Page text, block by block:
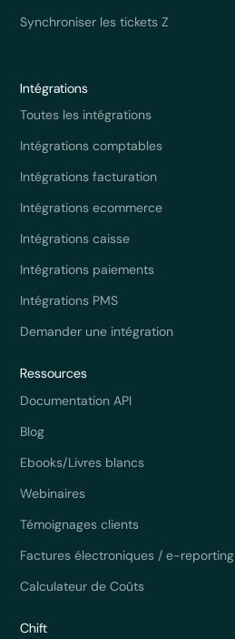
Synchroniser les tickets Z
Intégrations
Toutes les intégrations
Intégrations comptables
Intégrations facturation
Intégrations ecommerce
Intégrations caisse
Intégrations paiements
Intégrations PMS
Demander une intégration
Ressources
Documentation API
Blog
Ebooks/Livres blancs
Webinaires
Témoignages clients
Factures électroniques / e-reporting
Calculateur de Coûts
Chift